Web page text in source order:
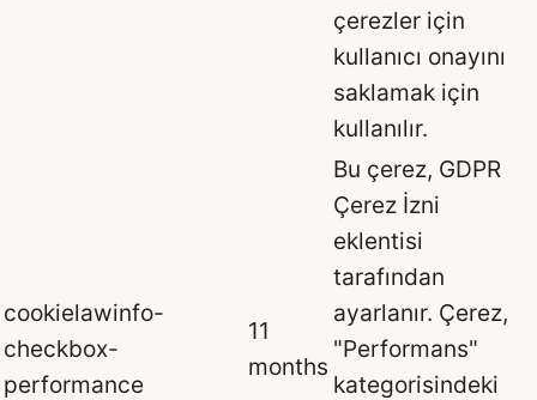
çerezler için
kullanıcı onayını
saklamak için
kullanılır.
cookielawinfo-
checkbox-
performance
11
months
Bu çerez, GDPR
Çerez İzni
eklentisi
tarafından
ayarlanır. Çerez,
"Performans"
kategorisindeki